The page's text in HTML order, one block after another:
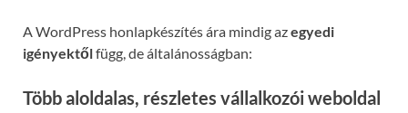
A WordPress honlapkészítés ára mindig azegyedi
igényektőlfügg, de általánosságban:
Több aloldalas, részletes vállalkozói weboldal